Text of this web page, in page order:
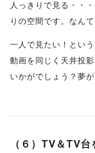
人っきりで見る・・
りの空間です。なん
一人で見たい！とい
動画を同じく天井投
いかがでしょう？夢
（６） TV＆TV台